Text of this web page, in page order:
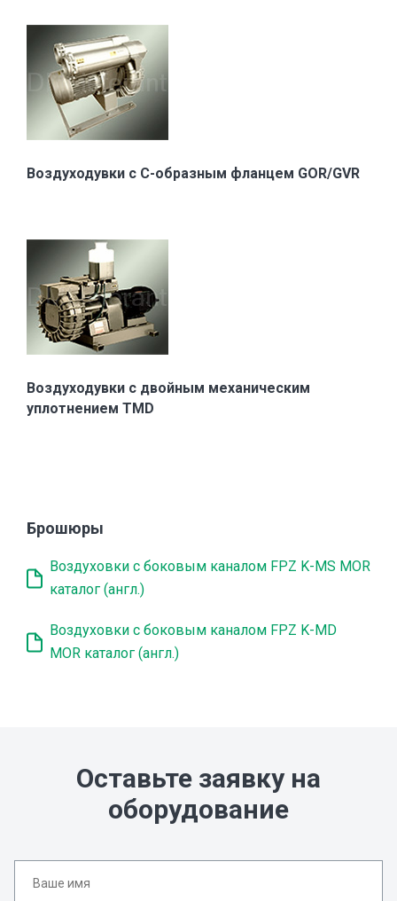
Воздуходувки с С-образным фланцем GOR/GVR
Воздуходувки с двойным механическим
уплотнением TMD
Брошюры
Воздуховки с боковым каналом FPZ K-MS MOR
каталог (англ.)
Воздуховки с боковым каналом FPZ K-MD
MOR каталог (англ.)
Оставьте заявку на
оборудование